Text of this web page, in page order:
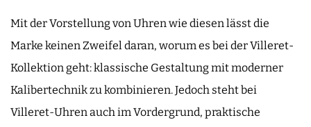
Mit der Vorstellung von Uhren wie diesen lässt die
Marke keinen Zweifel daran, worum es bei der Villeret-
Kollektion geht: klassische Gestaltung mit moderner
Kalibertechnik zu kombinieren. Jedoch steht bei
Villeret-Uhren auch im Vordergrund, praktische